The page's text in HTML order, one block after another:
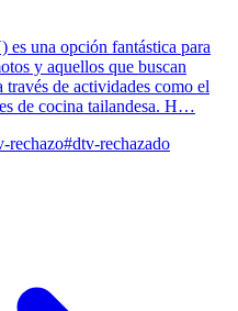
una opción fantástica para
y aquellos que buscan
través de actividades como el
de cocina tailandesa. H…
rechazo#dtv-rechazado